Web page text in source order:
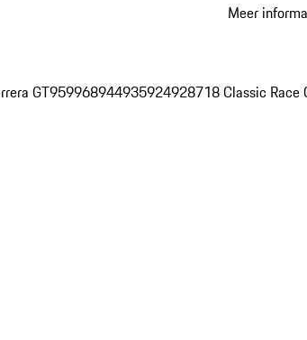
Meer
GT959968944935924928718 Classic Race